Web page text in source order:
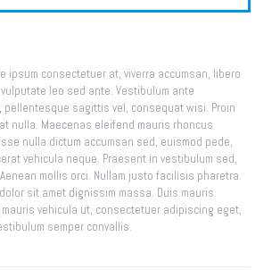
ipsum consectetuer at, viverra accumsan, libero
leo sed ante. Vestibulum ante
sagittis vel, consequat wisi. Proin
nulla. Maecenas eleifend mauris rhoncus
nulla dictum accumsan sed, euismod pede,
vehicula neque. Praesent in vestibulum sed,
mollis orci. Nullam justo facilisis pharetra.
sit amet dignissim massa. Duis mauris
vehicula ut, consectetuer adipiscing eget,
semper convallis.